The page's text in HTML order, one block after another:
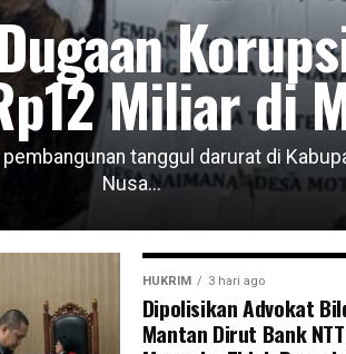
Miliar di
tanggul darurat di
Nusa...
HUKRIM 3 hari ago
Dipolisikan Advokat
Mantan Dirut Bank